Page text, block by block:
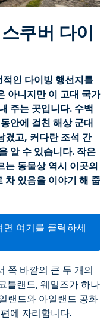
쿠버 다이
인 다이빙 행선지를
아니지만 이 고대 국가
주는 곳입니다. 수백
안에 걸친 해상 군대
겼고, 커다란 조석 간
알 수 있습니다. 작은
는 동물상 역시 이곳의
차 있음을 이야기 해 줍
여기를 클릭하세
쪽 바깥의 큰 두 개의
틀랜드, 웨일즈가 하나
랜드와 아일랜드 공화
에 자리합니다.